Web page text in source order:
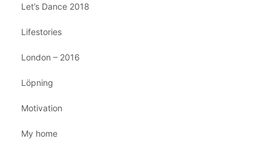
Let’s Dance 2018
Lifestories
London – 2016
Löpning
Motivation
My home